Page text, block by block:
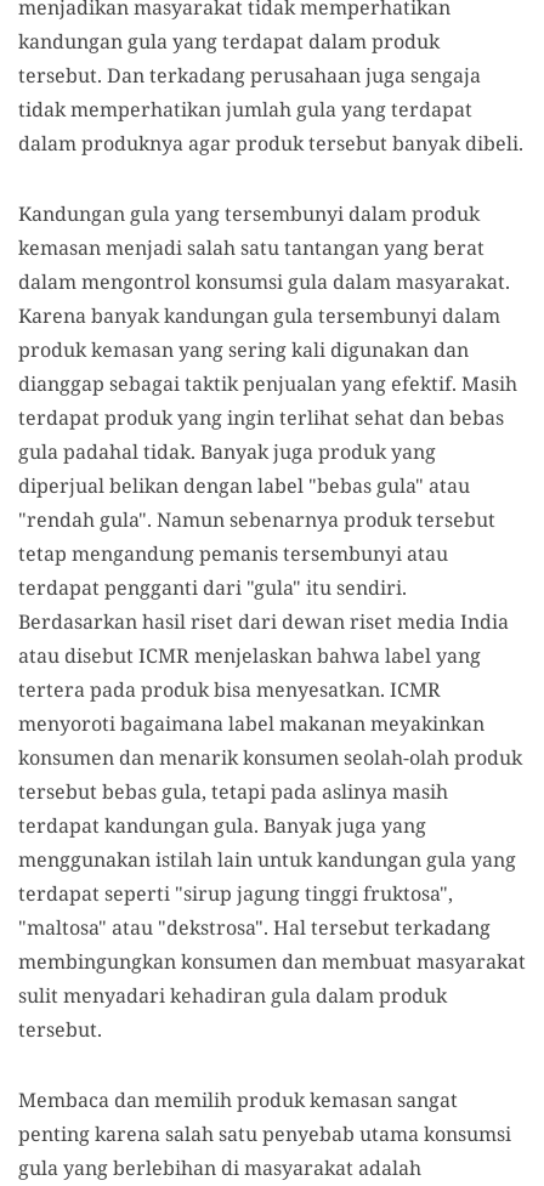
menjadikan masyarakat tidak memperhatikan
kandungan gula yang terdapat dalam produk
tersebut. Dan terkadang perusahaan juga sengaja
tidak memperhatikan jumlah gula yang terdapat
dalam produknya agar produk tersebut banyak dibeli.
Kandungan gula yang tersembunyi dalam produk
kemasan menjadi salah satu tantangan yang berat
dalam mengontrol konsumsi gula dalam masyarakat.
Karena banyak kandungan gula tersembunyi dalam
produk kemasan yang sering kali digunakan dan
dianggap sebagai taktik penjualan yang efektif. Masih
terdapat produk yang ingin terlihat sehat dan bebas
gula padahal tidak. Banyak juga produk yang
diperjual belikan dengan label "bebas gula" atau
"rendah gula". Namun sebenarnya produk tersebut
tetap mengandung pemanis tersembunyi atau
terdapat pengganti dari "gula" itu sendiri.
Berdasarkan hasil riset dari dewan riset media India
atau disebut ICMR menjelaskan bahwa label yang
tertera pada produk bisa menyesatkan. ICMR
menyoroti bagaimana label makanan meyakinkan
konsumen dan menarik konsumen seolah-olah produk
tersebut bebas gula, tetapi pada aslinya masih
terdapat kandungan gula. Banyak juga yang
menggunakan istilah lain untuk kandungan gula yang
terdapat seperti "sirup jagung tinggi fruktosa",
"maltosa" atau "dekstrosa". Hal tersebut terkadang
membingungkan konsumen dan membuat masyarakat
sulit menyadari kehadiran gula dalam produk
tersebut.
Membaca dan memilih produk kemasan sangat
penting karena salah satu penyebab utama konsumsi
gula yang berlebihan di masyarakat adalah